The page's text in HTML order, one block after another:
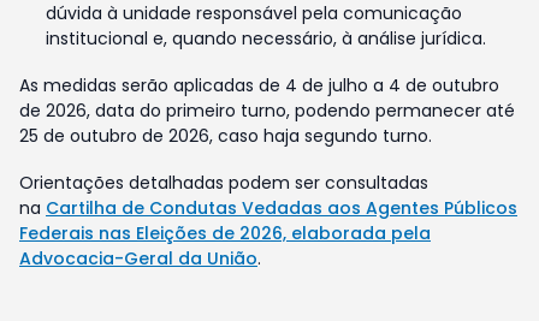
dúvida à unidade responsável pela comunicação
institucional e, quando necessário, à análise jurídica.
As medidas serão aplicadas de 4 de julho a 4 de outubro
de 2026, data do primeiro turno, podendo permanecer até
25 de outubro de 2026, caso haja segundo turno.
Orientações detalhadas podem ser consultadas
na Cartilha de Condutas Vedadas aos Agentes Públicos
Federais nas Eleições de 2026, elaborada pela
Advocacia-Geral da União.